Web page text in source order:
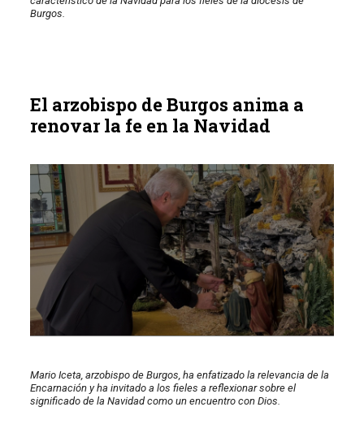
Burgos.
El arzobispo de Burgos anima a
renovar la fe en la Navidad
Mario Iceta, arzobispo de Burgos, ha enfatizado la relevancia de la
Encarnación y ha invitado a los fieles a reflexionar sobre el
significado de la Navidad como un encuentro con Dios.